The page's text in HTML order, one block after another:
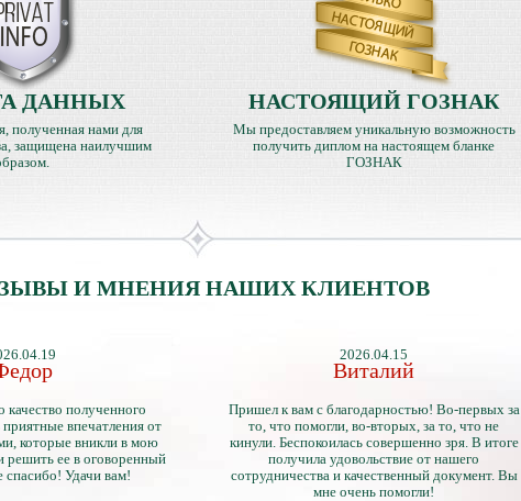
ДАННЫХ
полученная нами для
защищена наилучшим
НАСТОЯЩИЙ ГОЗНАК
Мы предоставляем уникальную возможность
получить диплом на настоящем бланке
ГОЗНАК
И МНЕНИЯ НАШИХ КЛИЕНТОВ
качество полученного
впечатления от
которые вникли в мою
решить ее в оговоренный
спасибо! Удачи вам!
2026.04.15
Виталий
Пришел к вам с благодарностью! Во-первых за
то, что помогли, во-вторых, за то, что не
кинули. Беспокоилась совершенно зря. В итоге
получила удовольствие от нашего
сотрудничества и качественный документ. Вы
мне очень помогли!